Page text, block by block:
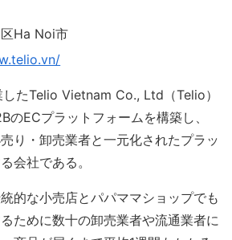
Ha Noi市
たTelio Vietnam Co., Ltd（Telio）
のECプラットフォームを構築し、
り・卸売業者と一元化されたプラッ
会社である。
的な小売店とパパママショップでも
ために数十の卸売業者や流通業者に